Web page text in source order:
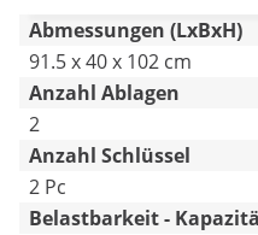
Abmessungen (LxBxH)
91.5 x 40 x 102 cm
Anzahl Ablagen
2
Anzahl Schlüssel
2 Pc
Belastbarkeit -